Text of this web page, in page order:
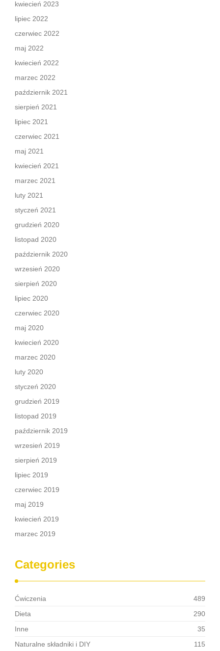
kwiecień 2023
lipiec 2022
czerwiec 2022
maj 2022
kwiecień 2022
marzec 2022
październik 2021
sierpień 2021
lipiec 2021
czerwiec 2021
maj 2021
kwiecień 2021
marzec 2021
luty 2021
styczeń 2021
grudzień 2020
listopad 2020
październik 2020
wrzesień 2020
sierpień 2020
lipiec 2020
czerwiec 2020
maj 2020
kwiecień 2020
marzec 2020
luty 2020
styczeń 2020
grudzień 2019
listopad 2019
październik 2019
wrzesień 2019
sierpień 2019
lipiec 2019
czerwiec 2019
maj 2019
kwiecień 2019
marzec 2019
Categories
Ćwiczenia
489
Dieta
290
Inne
35
Naturalne składniki i DIY
115